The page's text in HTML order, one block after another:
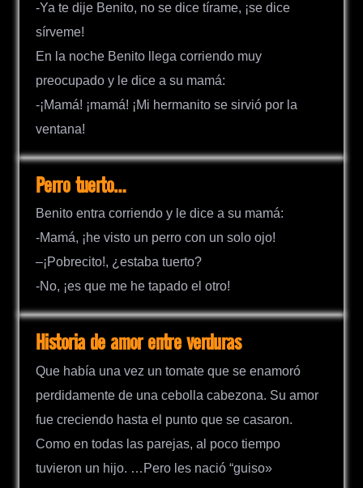
-Ya te dije Benito, no se dice tírame, ¡se dice
sírveme!
En la noche Benito llega corriendo muy
preocupado y le dice a su mamá:
-¡Mamá! ¡mamá! ¡Mi hermanito se sirvió por la
ventana!
Perro tuerto…
Benito entra corriendo y le dice a su mamá:
-Mamá, ¡he visto un perro con un solo ojo!
–¡Pobrecito!, ¿estaba tuerto?
-No, ¡es que me he tapado el otro!
Historia de amor entre verduras
Que había una vez un tomate que se enamoró
perdidamente de una cebolla cabezona. Su amor
fue creciendo hasta el punto que se casaron.
Como en todas las parejas, al poco tiempo
tuvieron un hijo. …Pero les nació “guiso»